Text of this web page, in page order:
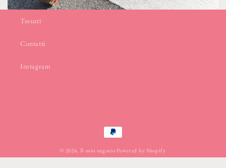
Tessuti
Contatti
Instagram
Metodi
di
pagamento
© 2026, Il mio negozio Powered by Shopify